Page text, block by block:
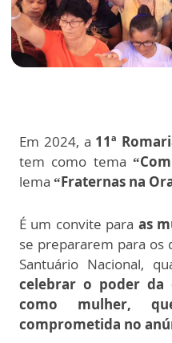
Em 2024, a 11ª
tem como tema
lema “Fraternas na
É um convite para as
se prepararem para os
Santuário Nacional,
celebrar o poder da
como mulher,
comprometida no